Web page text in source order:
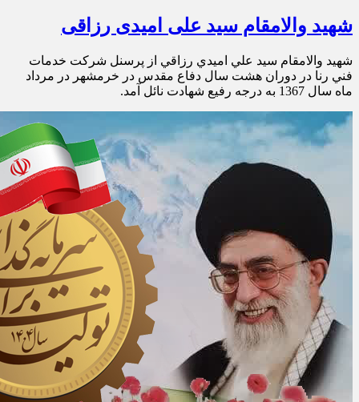
شهید والامقام سید علی امیدی رزاقی
شهيد والامقام سيد علي اميدي رزاقي از پرسنل شركت خدمات
فني رنا در دوران هشت سال دفاع مقدس در خرمشهر در مرداد
ماه سال 1367 به درجه رفيع شهادت نائل آمد.